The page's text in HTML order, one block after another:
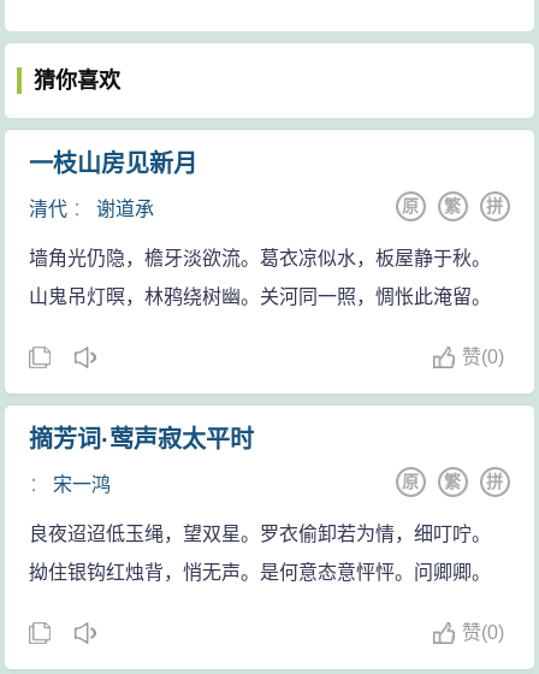
全身碎了，均可，不可冤杀学生。”尔后，慷慨就义，他
用生命实现了自己的理想。这首诗感情豪放激扬，语气
慷慨悲壮，英气逼人，最后一句“何须马革裹尸还”，写出
了他壮怀激烈、视死如归的英雄气概。总之，这是近代
边塞诗中难得的一首好诗。
猜你喜欢
一枝山房见新月
清代 ：谢道承 拼
繁
原
墙角光仍隐，檐牙淡欲流。葛衣凉似水，板屋静于秋。
山鬼吊灯暝，林鸦绕树幽。关河同一照，惆怅此淹留。
赞(0)
摘芳词·莺声寂太平时
： 宋一鸿 拼
繁
原
良夜迢迢低玉绳，望双星。罗衣偷卸若为情，细叮咛。
拗住银钩红烛背，悄无声。是何意态意怦怦。问卿卿。
赞(0)